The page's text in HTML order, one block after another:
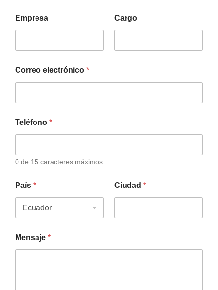
Empresa Cargo
Correo electrónico *
Teléfono *
0 de 15 caracteres máximos.
País * Ciudad *
Mensaje *